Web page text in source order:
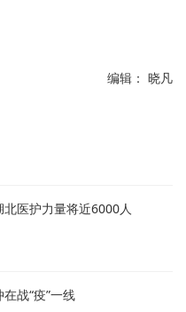
编辑： 晓凡
医护力量将近6000人
战“疫”一线